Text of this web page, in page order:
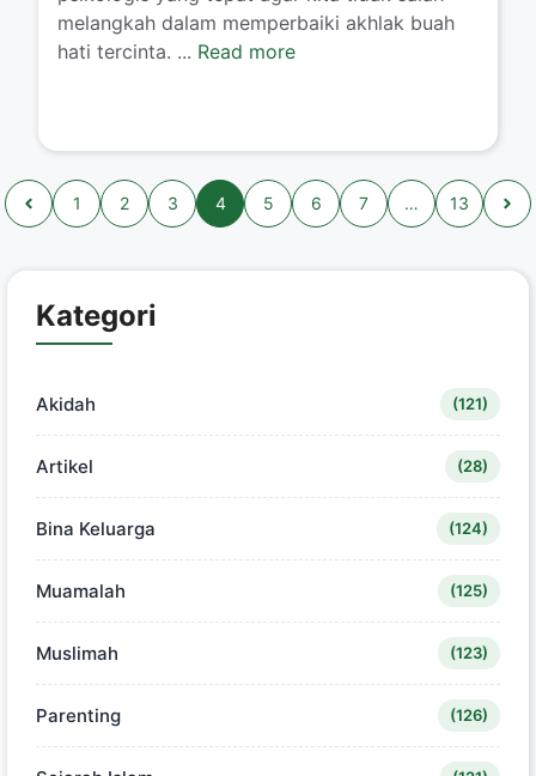
melangkah dalam memperbaiki akhlak buah
hati tercinta. ... Read more
1 2 3 4 5 6 7 … 13
Kategori
Akidah (121)
Artikel (28)
Bina Keluarga (124)
Muamalah (125)
Muslimah (123)
Parenting (126)